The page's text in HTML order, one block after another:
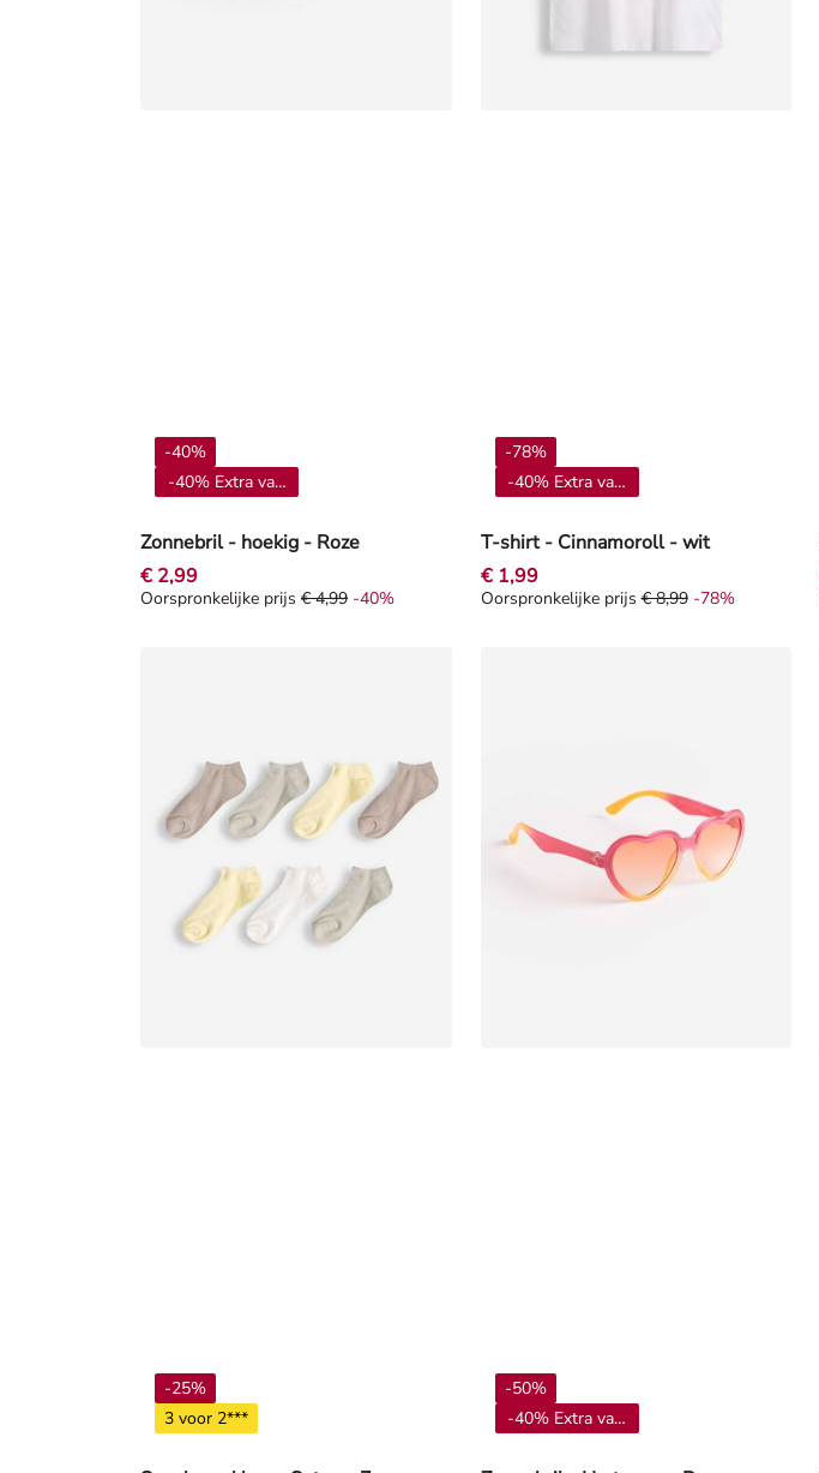
Zonnebril - hoekig - Roze
-40%
-40% Extra vanaf 4**
€ 2,99
Oorspronkelijke prijs € 4,99, Korting -40%
Oorspronkelijke prijs € 4,99 -40%
T-shirt - Cinnamoroll - wit
-78%
-40% Extra vanaf 4**
€ 1,99
Oorspronkelijke prijs € 8,99, Korting -78%
Oorspronkelijke prijs € 8,99 -78%
-25%
3 voor 2***
-50%
-40% Extra vanaf 4**